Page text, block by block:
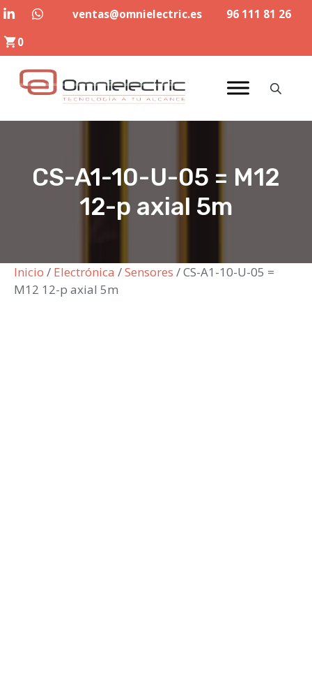
Saltar
contenido
ventas@omnielectric.es
96 111 81 26
0
CS-A1-10-U-05 = M12
12-p axial 5m
Inicio / Electrónica /Sensores / CS-A1-10-U-05 =
M12 12-p axial 5m